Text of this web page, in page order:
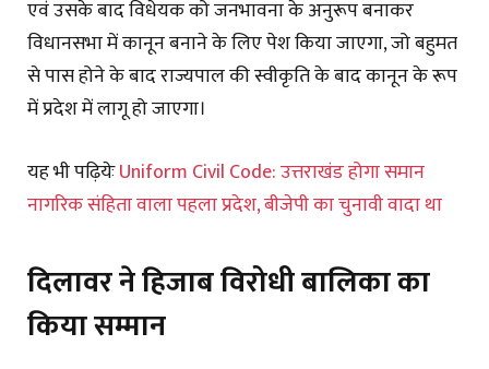
एवं उसके बाद विधेयक को जनभावना के अनुरूप बनाकर
विधानसभा में कानून बनाने के लिए पेश किया जाएगा, जो बहुमत
से पास होने के बाद राज्यपाल की स्वीकृति के बाद कानून के रूप
में प्रदेश में लागू हो जाएगा।
यह भी पढ़ियेःUniform Civil Code: उत्तराखंड होगा समान
नागरिक संहिता वाला पहला प्रदेश, बीजेपी का चुनावी वादा था
दिलावर ने हिजाब विरोधी बालिका का
किया सम्मान